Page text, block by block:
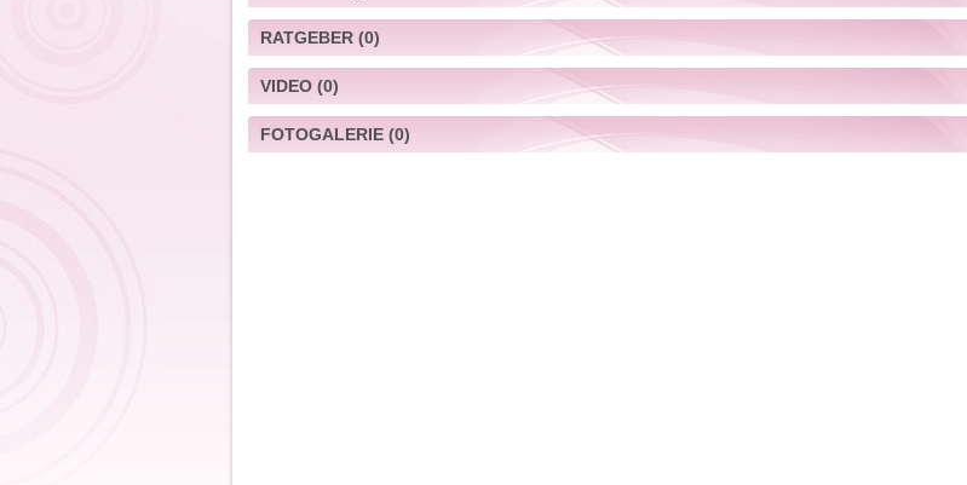
RATGEBER(0)
VIDEO(0)
FOTOGALERIE(0)